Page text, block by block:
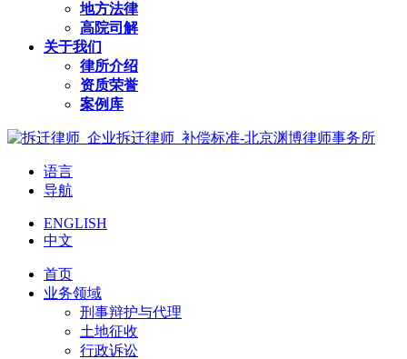
地方法律
高院司解
关于我们
律所介绍
资质荣誉
案例库
语言
导航
ENGLISH
中文
首页
业务领域
刑事辩护与代理
土地征收
行政诉讼